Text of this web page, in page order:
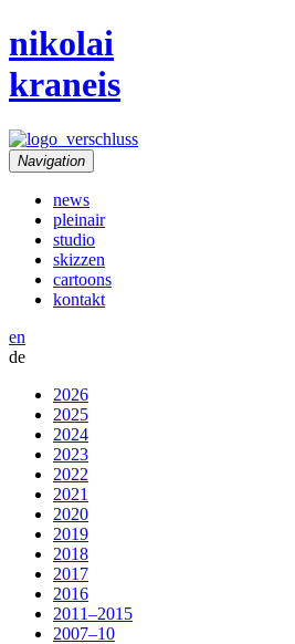
nikolai
kraneis
Navigation
news
pleinair
studio
skizzen
cartoons
kontakt
en
de
2026
2025
2024
2023
2022
2021
2020
2019
2018
2017
2016
2011–2015
2007–10